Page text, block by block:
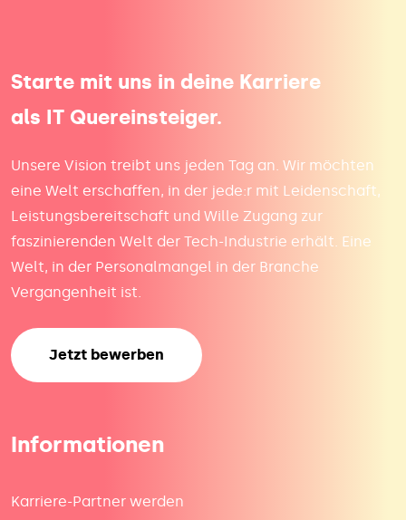
Starte mit uns in deine Karriere
als IT Quereinsteiger.
Unsere Vision treibt uns jeden Tag an. Wir möchten
eine Welt erschaffen, in der jede:r mit Leidenschaft,
Leistungsbereitschaft und Wille Zugang zur
faszinierenden Welt der Tech-Industrie erhält. Eine
Welt, in der Personalmangel in der Branche
Vergangenheit ist.
Jetzt bewerben
Informationen
Karriere-Partner werden